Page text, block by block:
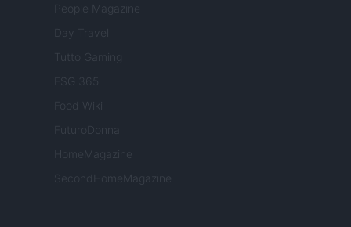
People Magazine
Day Travel
Tutto Gaming
ESG 365
Food Wiki
FuturoDonna
HomeMagazine
SecondHomeMagazine